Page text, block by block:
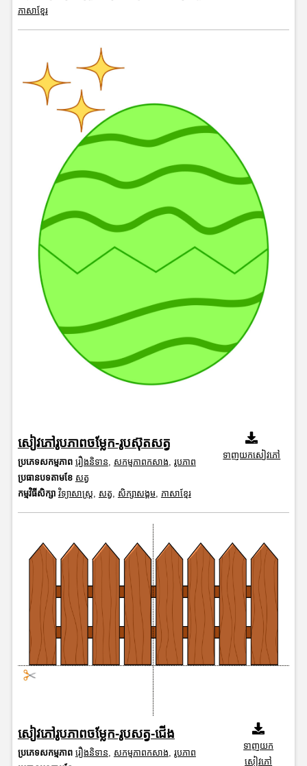
ភាសាខ្មែរ
សៀវភៅរូបភាពចម្លែក-រូបស៊ុតសត្វ
ប្រភេទសកម្មភាព រឿងនិទាន, សកម្មភាពកសាង, រូបភាព
ប្រធានបទតាមខែ សត្វ
កម្មវិធីសិក្សា វិទ្យាសាស្រ្ត, សត្វ, សិក្សាសង្គម, ភាសាខ្មែរ
ទាញយកសៀវភៅ
សៀវភៅរូបភាពចម្លែក-រូបសត្វ-ជើង
ប្រភេទសកម្មភាព រឿងនិទាន, សកម្មភាពកសាង, រូបភាព
ទាញយក
សៀវភៅ